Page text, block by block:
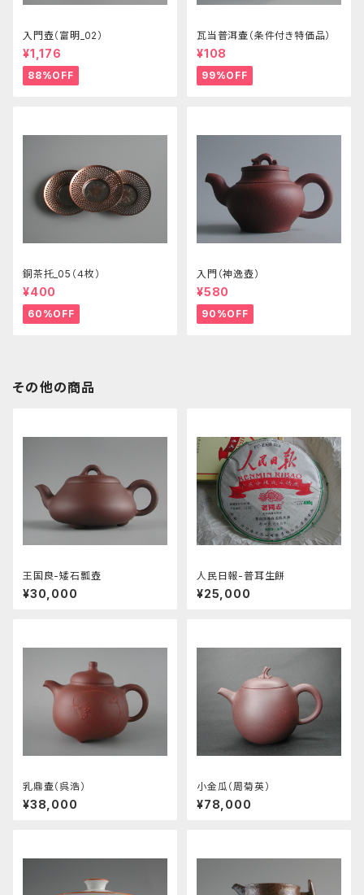
入門壺（富明_02）
¥1,176
88%OFF
瓦当普洱壷（条件付き特価品）
¥108
99%OFF
銅茶托_05（４枚）
¥400
60%OFF
入門（神逸壺）
¥580
90%OFF
その他の商品
王国良-矮石瓢壺
¥30,000
人民日報-普耳生餅
¥25,000
乳鼎壷（呉浩）
¥38,000
小金瓜（周菊英）
¥78,000